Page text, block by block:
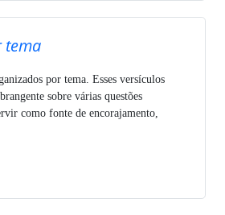
tema
por tema. Esses versículos
sobre várias questões
como fonte de encorajamento,